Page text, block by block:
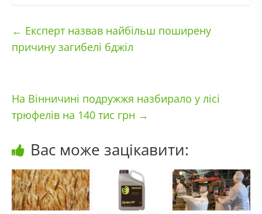
← Експерт назвав найбільш поширену
причину загибелі бджіл
На Вінничині подружжя назбирало у лісі
трюфелів на 140 тис грн →
Вас може зацікавити: